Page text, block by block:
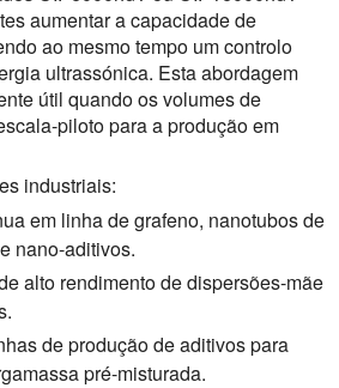
aumentar a capacidade de
ao mesmo tempo um controlo
ultrassónica. Esta abordagem
útil quando os volumes de
piloto para a produção em
industriais:
em linha de grafeno, nanotubos de
nano-aditivos.
alto rendimento de dispersões-mãe
de produção de aditivos para
pré-misturada.